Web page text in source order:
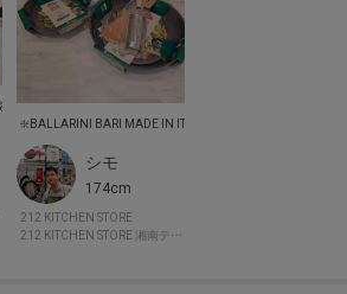
シモ
174cm
212 KITCHEN STORE
212 KITCHEN STORE 湘南テラスモール